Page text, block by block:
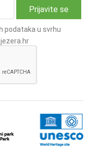
podataka u svrhu